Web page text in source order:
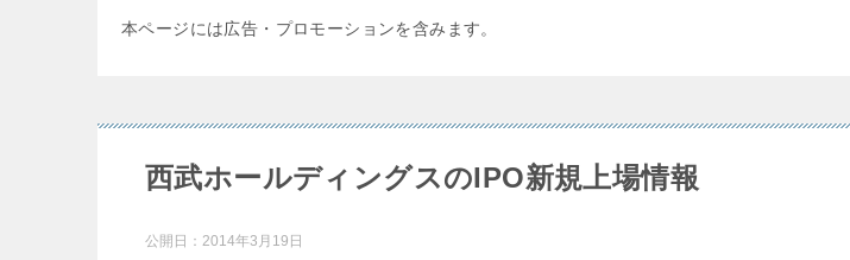
本ページには広告・プロモーションを含みます。
西武ホールディングスのIPO新規上場情報
公開日： 2014年3月19日